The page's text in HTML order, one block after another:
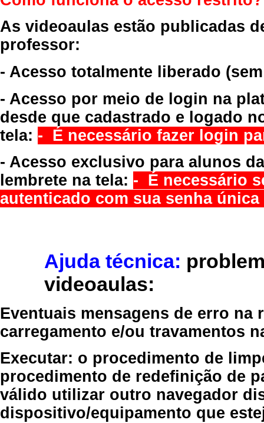
As videoaulas estão publicadas
professor:
- Acesso totalmente liberado
- Acesso por meio de login na
desde que cadastrado e logado
tela: - É necessário fazer login
- Acesso exclusivo para alunos
lembrete na tela: - É necessário
autenticado com sua senha
Ajuda técnica:
videoaulas:
Eventuais mensagens de erro
carregamento e/ou travamentos
Executar: o procedimento de
procedimento de redefinição de
válido utilizar outro navegador
dispositivo/equipamento que